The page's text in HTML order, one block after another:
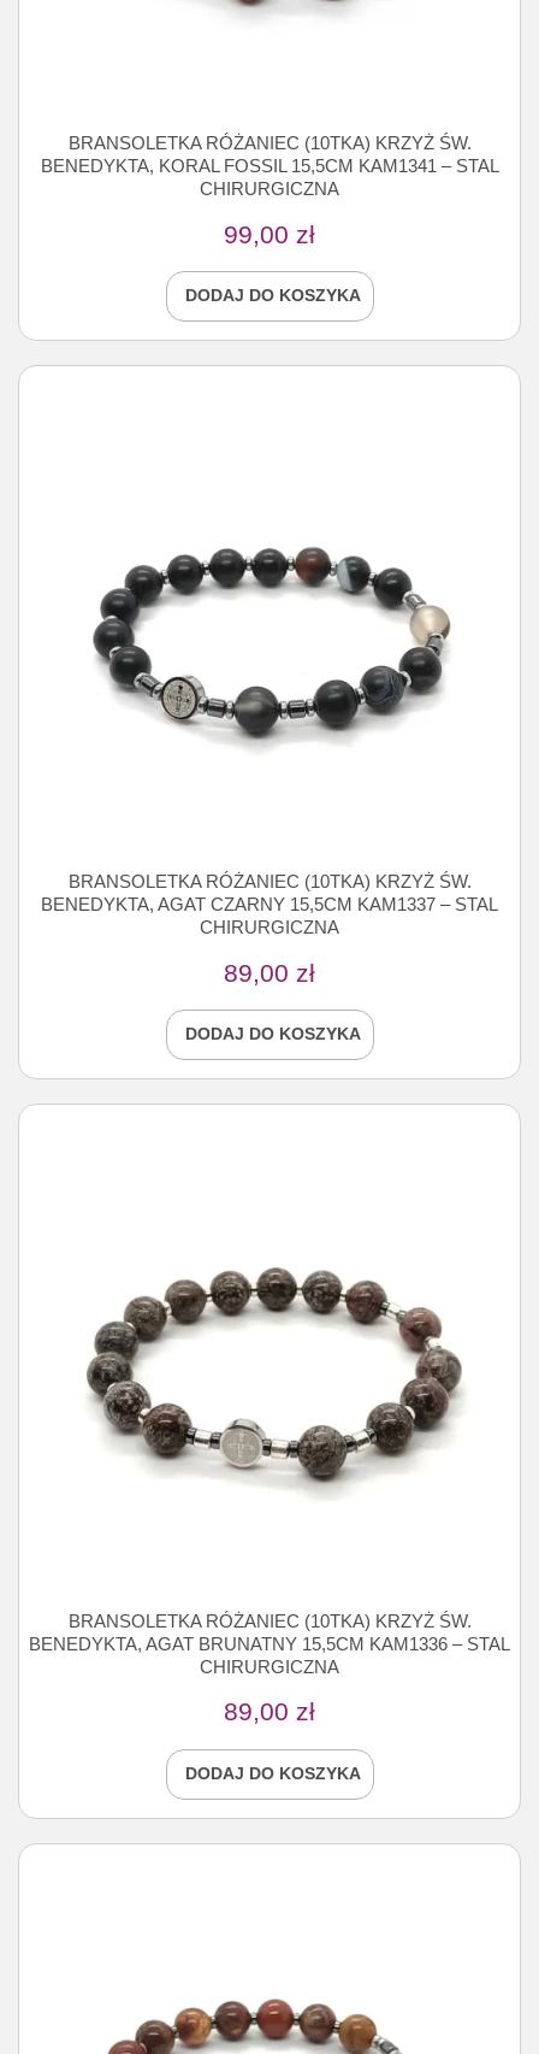
BRANSOLETKA RÓŻANIEC (10TKA) KRZYŻ ŚW.
BENEDYKTA, KORAL FOSSIL 15,5CM KAM1341 – STAL
CHIRURGICZNA
99,00 zł
DODAJ DO KOSZYKA
BRANSOLETKA RÓŻANIEC (10TKA) KRZYŻ ŚW.
BENEDYKTA, AGAT CZARNY 15,5CM KAM1337 – STAL
CHIRURGICZNA
89,00 zł
DODAJ DO KOSZYKA
BRANSOLETKA RÓŻANIEC (10TKA) KRZYŻ ŚW.
BENEDYKTA, AGAT BRUNATNY 15,5CM KAM1336 – STAL
CHIRURGICZNA
89,00 zł
DODAJ DO KOSZYKA